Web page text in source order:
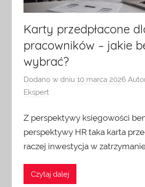
Karty przedpłacone
pracowników – jakie
wybrać?
Dodano w dniu 10 marca 2026
Ekspert
Z perspektywy księgowości
perspektywy HR taka karta
raczej inwestycja w
Czytaj dalej